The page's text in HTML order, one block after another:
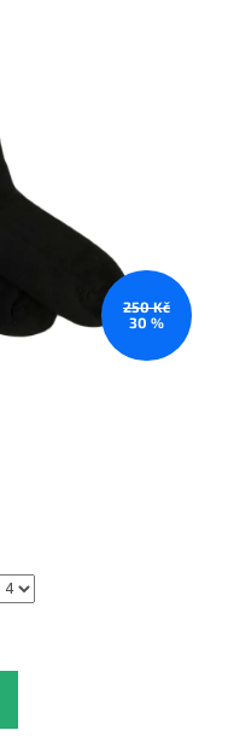
250 Kč
30 %